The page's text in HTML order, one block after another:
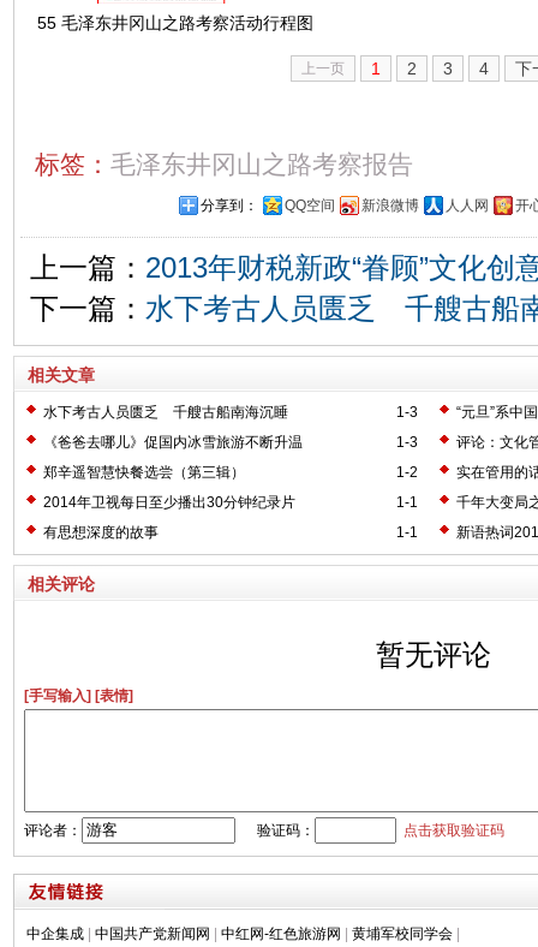
55 毛泽东井冈山之路考察活动行程图
上一页 1 2 3 4 下
标签： 毛泽东井冈山之路考察报告
分享到： QQ空间 新浪微博 人人网 开
上一篇： 2013年财税新政“眷顾”文化创
下一篇： 水下考古人员匮乏 千艘古船
相关文章
1-3
水下考古人员匮乏 千艘古船南海沉睡
“元旦”系中
1-3
《爸爸去哪儿》促国内冰雪旅游不断升温
评论：文化
1-2
郑辛遥智慧快餐选尝（第三辑）
实在管用的
1-1
2014年卫视每日至少播出30分钟纪录片
千年大变局
1-1
有思想深度的故事 新语热词
相关评论
暂无评论
[手写输入] [表情]
评论者： 验证码： 点击获取验证码
中企集成 中国共产党新闻网 中红网-红色旅游网 黄埔军校同学会